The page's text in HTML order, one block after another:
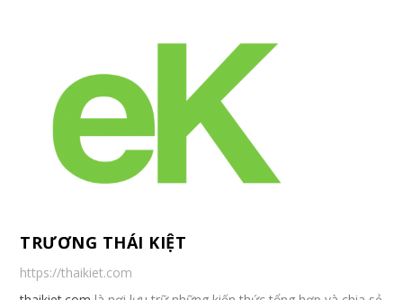
TRƯƠNG THÁI KIỆT
https://thaikiet.com